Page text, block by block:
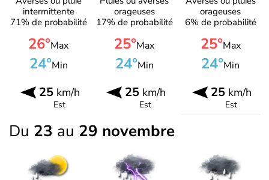
intermittente
71% de probabilité
26°Max
24°Min
25km/h
Est
orageuses
17% de probabilité
25°Max
24°Min
25km/h
Est
orageuses
6% de probabilité
25°Max
24°Min
25 km/h
Est
Du 23 au 29 novembre